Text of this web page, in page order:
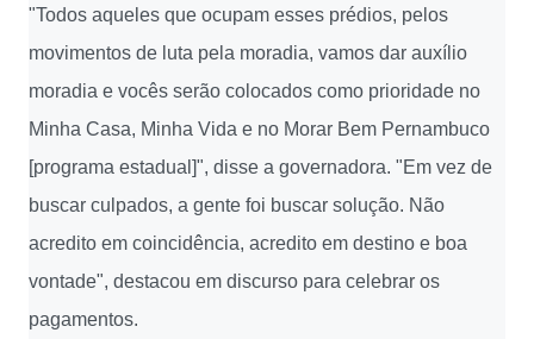
"Todos aqueles que ocupam esses prédios, pelos
movimentos de luta pela moradia, vamos dar auxílio
moradia e vocês serão colocados como prioridade no
Minha Casa, Minha Vida e no Morar Bem Pernambuco
[programa estadual]", disse a governadora. "Em vez de
buscar culpados, a gente foi buscar solução. Não
acredito em coincidência, acredito em destino e boa
vontade", destacou em discurso para celebrar os
pagamentos.